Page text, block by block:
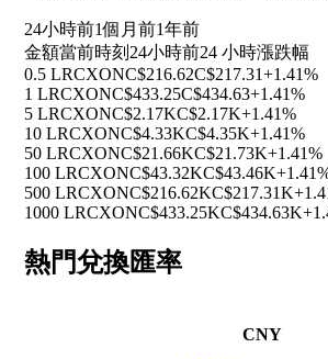
24小時前1個月前1年前
金額當前時刻 24小時前24 小時漲跌幅
0.5 LRCXONC$216.62C$217.31+1.41%
1 LRCXONC$433.25C$434.63+1.41%
5 LRCXONC$2.17KC$2.17K+1.41%
10 LRCXONC$4.33KC$4.35K+1.41%
50 LRCXONC$21.66KC$21.73K+1.41%
100 LRCXONC$43.32KC$43.46K
500 LRCXONC$216.62KC$217.31K
1000 LRCXONC$433.25KC$434.63K
熱門兌換匯率
CNY